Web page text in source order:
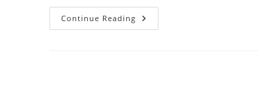
Continue Reading Chimera:
Makhluk